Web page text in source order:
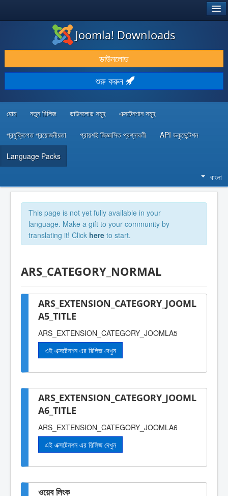
ডাউনলোড & প্রসারিত করুন
আবিষ্কার & শিখুন
কমিউনিটি & সহায়তা
Joomla! Downloads
ডাউনলোড
শুরু করুন
হোম নতুন রিলিজ ডাউনলোড সমূহ এক্সটেনশান সমূহ
প্রযুক্তিগত প্রয়োজনীয়তা প্রায়শই জিজ্ঞাসিত প্রশ্নাবলী API ডকুমেন্টেশন
Language Packs
বাংলা
This page is not yet fully available in your
language. Make a gift to your community by
translating it! Click here to start.
ARS_CATEGORY_NORMAL
ARS_EXTENSION_CATEGORY_JOOML
A5_TITLE
ARS_EXTENSION_CATEGORY_JOOMLA5
এই এক্সটেনশন এর রিলিজ দেখুন
ARS_EXTENSION_CATEGORY_JOOML
A6_TITLE
ARS_EXTENSION_CATEGORY_JOOMLA6
এই এক্সটেনশন এর রিলিজ দেখুন
ওয়েব লিংক